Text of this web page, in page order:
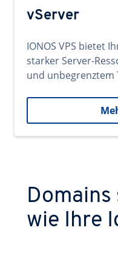
vServer
IONOS VPS bietet
starker Server-
und unbegrenztem
wie Ihre